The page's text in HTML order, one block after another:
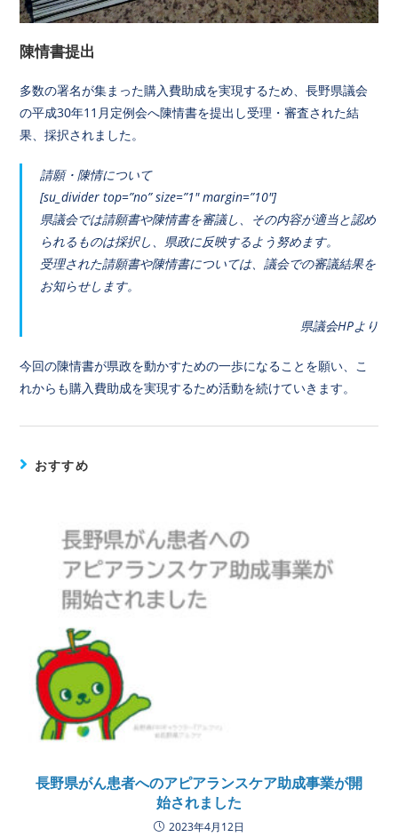
陳情書提出
多数の署名が集まった購入費助成を実現するため、長野県議会
の平成30年11月定例会へ陳情書を提出し受理・審査された結
果、採択されました。
請願・陳情について
[su_divider top=”no” size=”1″ margin=”10″]
県議会では請願書や陳情書を審議し、その内容が適当と認め
られるものは採択し、県政に反映するよう努めます。
受理された請願書や陳情書については、議会での審議結果を
お知らせします。
県議会HPより
今回の陳情書が県政を動かすための一歩になることを願い、こ
れからも購入費助成を実現するため活動を続けていきます。
おすすめ
長野県がん患者へのアピアランスケア助成事業が開
始されました
2023年4月12日